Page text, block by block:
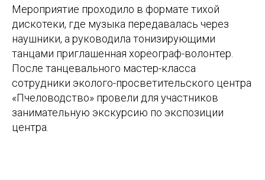
Мероприятие проходило в формате тихой
дискотеки, где музыка передавалась через
наушники, а руководила тонизирующими
танцами приглашенная хореограф-волонтер.
После танцевального мастер-класса
сотрудники эколого-просветительского центра
«Пчеловодство» провели для участников
занимательную экскурсию по экспозиции
центра.